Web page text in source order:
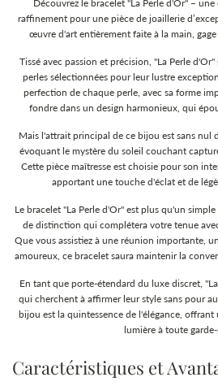
Découvrez le bracelet "La Perle d'Or" –
raffinement pour une pièce de joaillerie
œuvre d'art entièrement faite à la main,
Tissé avec passion et précision, "La Perle
perles sélectionnées pour leur lustre
perfection de chaque perle, avec sa forme
fondre dans un design harmonieux, qui
Mais l'attrait principal de ce bijou est sans nul
évoquant le mystère du soleil couchant
Cette pièce maîtresse est choisie pour son
apportant une touche d'éclat et de
Le bracelet "La Perle d'Or" est plus qu'un
de distinction qui complétera votre tenue
Que vous assistiez à une réunion importante,
amoureux, ce bracelet saura maintenir la
En tant que porte-étendard du luxe discret,
qui cherchent à affirmer leur style sans pour
bijou est la quintessence de l'élégance,
lumière à toute
Caractéristiques et